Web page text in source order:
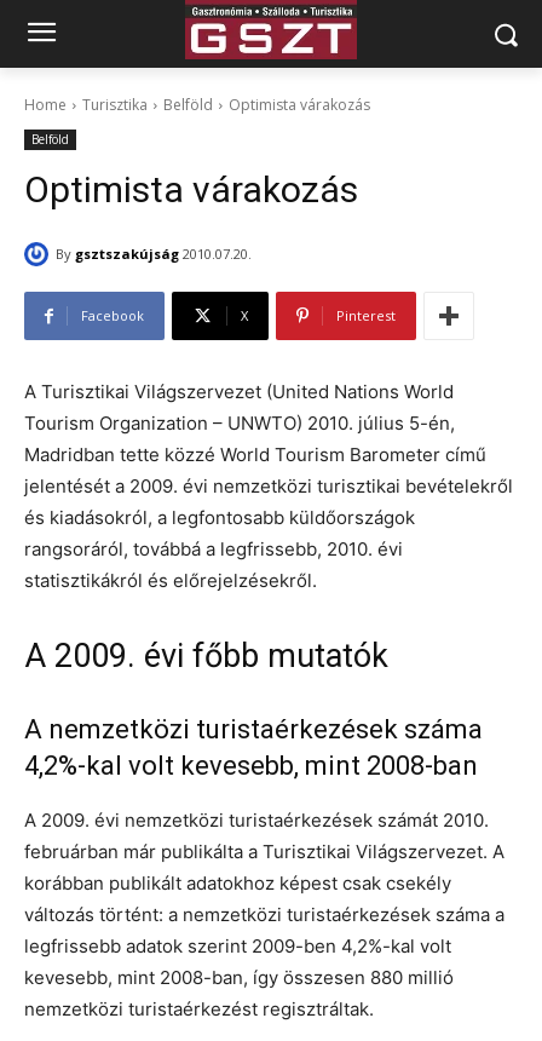
Home Turisztika Belföld Optimista várakozás
Belföld
Optimista várakozás
By gsztszakújság 2010.07.20.
Facebook X Pinterest
A Turisztikai Világszervezet (United Nations World
Tourism Organization – UNWTO) 2010. július 5-én,
Madridban tette közzé World Tourism Barometer című
jelentését a 2009. évi nemzetközi turisztikai bevételekről
és kiadásokról, a legfontosabb küldőországok
rangsoráról, továbbá a legfrissebb, 2010. évi
statisztikákról és előrejelzésekről.
A 2009. évi főbb mutatók
A nemzetközi turistaérkezések száma
4,2%-kal volt kevesebb, mint 2008-ban
A 2009. évi nemzetközi turistaérkezések számát 2010.
februárban már publikálta a Turisztikai Világszervezet. A
korábban publikált adatokhoz képest csak csekély
változás történt: a nemzetközi turistaérkezések száma a
legfrissebb adatok szerint 2009-ben 4,2%-kal volt
kevesebb, mint 2008-ban, így összesen 880 millió
nemzetközi turistaérkezést regisztráltak.